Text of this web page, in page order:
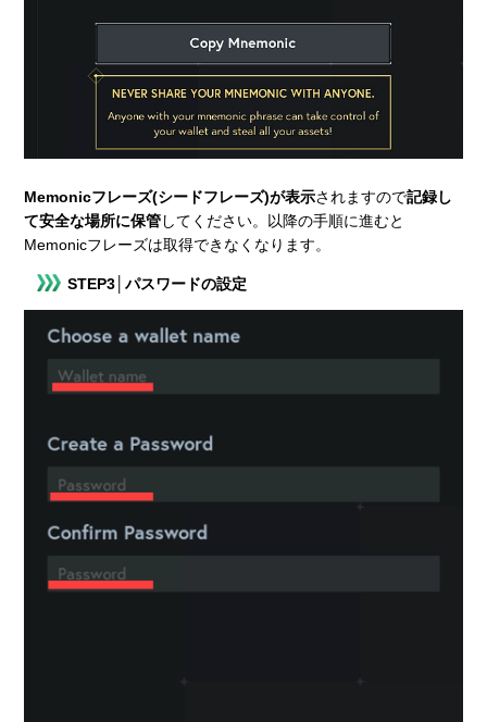
Memonicフレーズ(シードフレーズ)が表示されますので記録し
て安全な場所に保管してください。以降の手順に進むと
Memonicフレーズは取得できなくなります。
STEP3│パスワードの設定